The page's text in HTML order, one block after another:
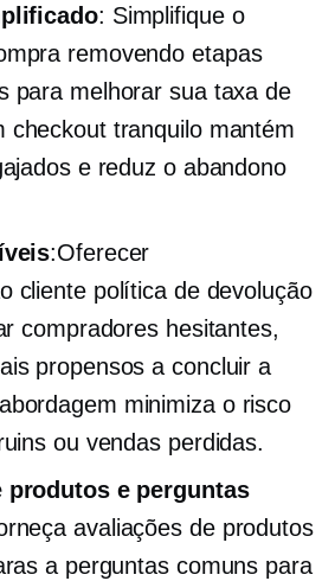
: Simplifique o
removendo etapas
para melhorar sua taxa de
checkout tranquilo mantém
e reduz o abandono
:Oferecer
clientepolítica de devolução
compradores hesitantes,
propensos a concluir a
minimiza o risco
ou vendas perdidas.
produtos e perguntas
avaliações de produtos
a perguntas comuns para